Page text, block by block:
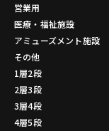
営業用
医療・福祉施設
アミューズメント施設
その他
1層2段
2層3段
3層4段
4層5段